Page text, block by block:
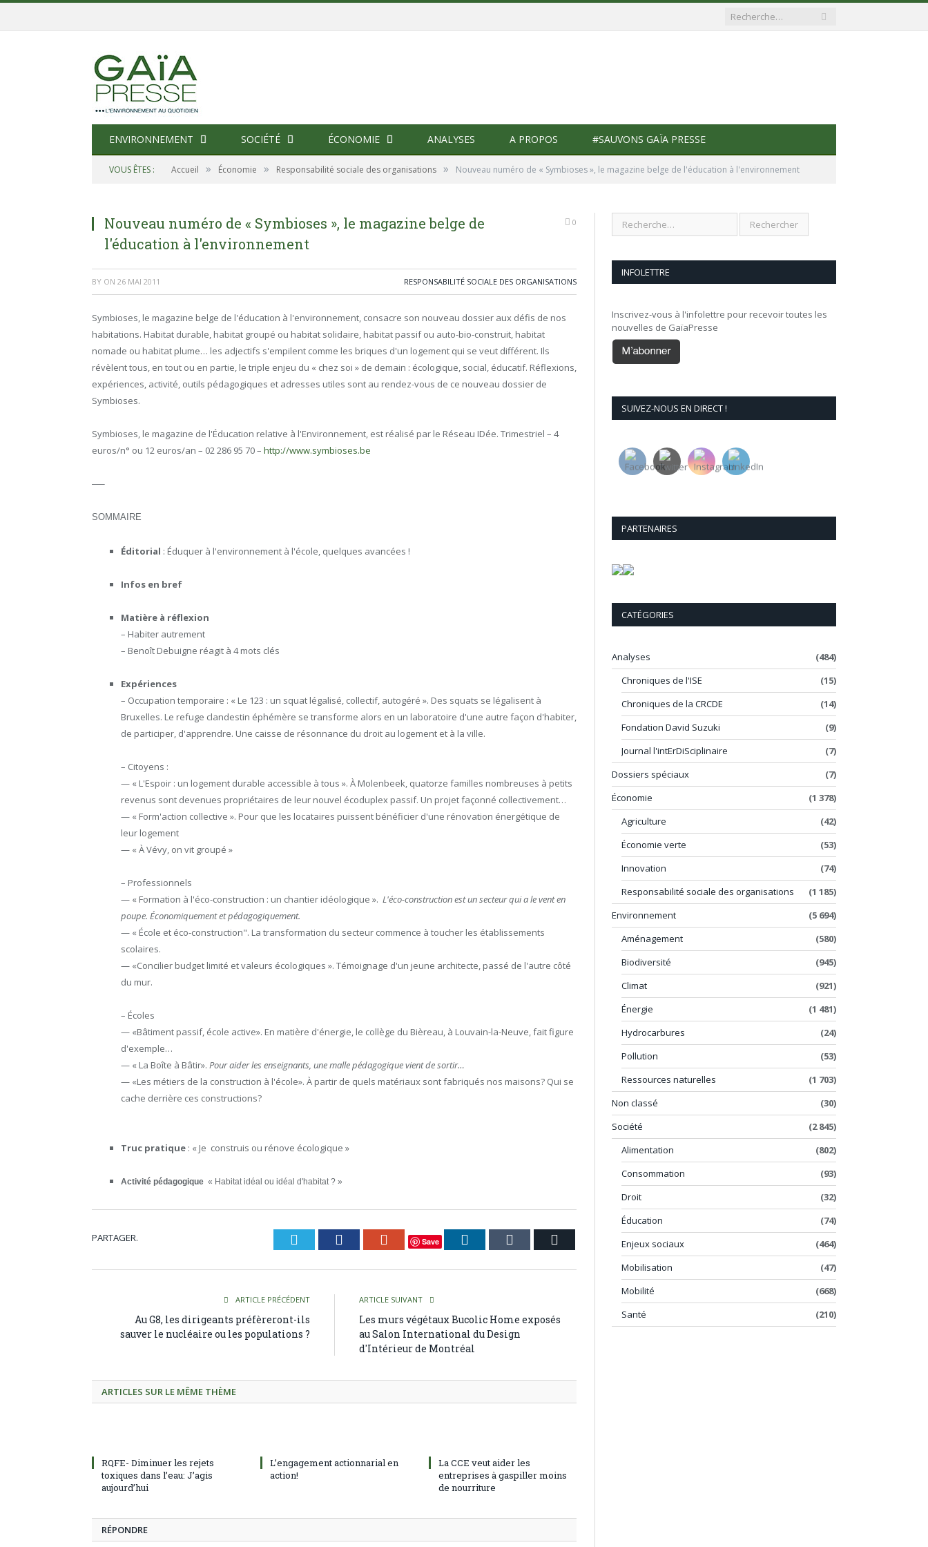
ENVIRONNEMENT SOCIÉTÉ ÉCONOMIE ANALYSES A PROPOS #SAUVONS GAÏA PRESSE
VOUS ÊTES : Accueil » Économie » Responsabilité sociale des organisations » Nouveau numéro de « Symbioses », le magazine belge de l'éducation à l'environnement
Nouveau numéro de « Symbioses », le magazine belge de
l'éducation à l'environnement
0
BY ON 26 MAI 2011 RESPONSABILITÉ SOCIALE DES ORGANISATIONS
Symbioses, le magazine belge de l'éducation à l'environnement, consacre son nouveau dossier aux défis de nos
habitations. Habitat durable, habitat groupé ou habitat solidaire, habitat passif ou auto-bio-construit, habitat
nomade ou habitat plume… les adjectifs s'empilent comme les briques d'un logement qui se veut différent. Ils
révèlent tous, en tout ou en partie, le triple enjeu du « chez soi » de demain : écologique, social, éducatif. Réflexions,
expériences, activité, outils pédagogiques et adresses utiles sont au rendez-vous de ce nouveau dossier de
Symbioses.
Symbioses, le magazine de l'Éducation relative à l'Environnement, est réalisé par le Réseau IDée. Trimestriel – 4
euros/n° ou 12 euros/an – 02 286 95 70 – http://www.symbioses.be
—–
SOMMAIRE
Éditorial : Éduquer à l'environnement à l'école, quelques avancées !
Infos en bref
Matière à réflexion
– Habiter autrement
– Benoît Debuigne réagit à 4 mots clés
Expériences
– Occupation temporaire : « Le 123 : un squat légalisé, collectif, autogéré ». Des squats se légalisent à
Bruxelles. Le refuge clandestin éphémère se transforme alors en un laboratoire d'une autre façon d'habiter,
de participer, d'apprendre. Une caisse de résonnance du droit au logement et à la ville.
– Citoyens :
— « L'Espoir : un logement durable accessible à tous ». À Molenbeek, quatorze familles nombreuses à petits
revenus sont devenues propriétaires de leur nouvel écoduplex passif. Un projet façonné collectivement…
— « Form'action collective ». Pour que les locataires puissent bénéficier d'une rénovation énergétique de
leur logement
— « À Vévy, on vit groupé »
– Professionnels
— « Formation à l'éco-construction : un chantier idéologique ». L'éco-construction est un secteur qui a le vent en
poupe. Économiquement et pédagogiquement.
— « École et éco-construction". La transformation du secteur commence à toucher les établissements
scolaires.
— «Concilier budget limité et valeurs écologiques ». Témoignage d'un jeune architecte, passé de l'autre côté
du mur.
– Écoles
— «Bâtiment passif, école active». En matière d'énergie, le collège du Bièreau, à Louvain-la-Neuve, fait figure
d'exemple…
— « La Boîte à Bâtir». Pour aider les enseignants, une malle pédagogique vient de sortir…
— «Les métiers de la construction à l'école». À partir de quels matériaux sont fabriqués nos maisons? Qui se
cache derrière ces constructions?
Truc pratique : « Je construis ou rénove écologique »
Activité pédagogique « Habitat idéal ou idéal d'habitat ? »
PARTAGER. Twitter Facebook Google+
Save LinkedIn Tumblr
ARTICLE PRÉCÉDENT
Au G8, les dirigeants préfèreront-ils
sauver le nucléaire ou les populations ?
ARTICLE SUIVANT
Les murs végétaux Bucolic Home exposés
au Salon International du Design
d'Intérieur de Montréal
ARTICLES SUR LE MÊME THÈME
RQFE- Diminuer les rejets
toxiques dans l’eau: J’agis
aujourd’hui
L’engagement actionnarial en
action!
La CCE veut aider les
entreprises à gaspiller moins
de nourriture
RÉPONDRE
INFOLETTRE
Inscrivez-vous à l'infolettre pour recevoir toutes les
nouvelles de GaïaPresse
SUIVEZ-NOUS EN DIRECT !
PARTENAIRES
CATÉGORIES
Analyses
(484)
Chroniques de l'ISE
(15)
Chroniques de la CRCDE
(14)
Fondation David Suzuki
(9)
Journal l'intErDiSciplinaire
(7)
Dossiers spéciaux
(7)
Économie
(1 378)
Agriculture
(42)
Économie verte
(53)
Innovation
(74)
Responsabilité sociale des organisations
(1 185)
Environnement
(5 694)
Aménagement
(580)
Biodiversité
(945)
Climat
(921)
Énergie
(1 481)
Hydrocarbures
(24)
Pollution
(53)
Ressources naturelles
(1 703)
Non classé
(30)
Société
(2 845)
Alimentation
(802)
Consommation
(93)
Droit
(32)
Éducation
(74)
Enjeux sociaux
(464)
Mobilisation
(47)
Mobilité
(668)
Santé
(210)